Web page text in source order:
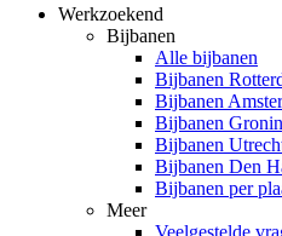
Werkzoekend
Bijbanen
Alle bijbanen
Bijbanen
Bijbanen
Bijbanen
Bijbanen
Bijbanen Den
Bijbanen per
Meer
Veelgestelde